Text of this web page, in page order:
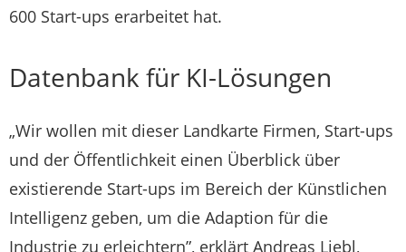
600 Start-ups erarbeitet hat.
Datenbank für KI-Lösungen
„Wir wollen mit dieser Landkarte Firmen, Start-ups
und der Öffentlichkeit einen Überblick über
existierende Start-ups im Bereich der Künstlichen
Intelligenz geben, um die Adaption für die
Industrie zu erleichtern”, erklärt Andreas Liebl,